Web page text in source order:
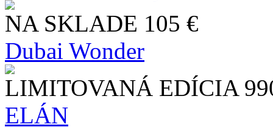
NA SKLADE 105 €
Dubai Wonder
LIMITOVANÁ EDÍCIA
ELÁN